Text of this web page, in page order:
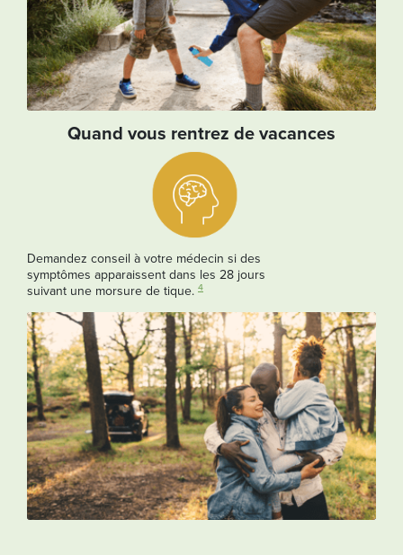
Quand vous rentrez de vacances
Demandez conseil à votre médecin si des
symptômes apparaissent dans les 28 jours
suivant une morsure de tique. 4